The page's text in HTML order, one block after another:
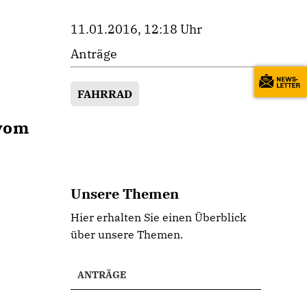
11.01.2016, 12:18 Uhr
Anträge
FAHRRAD
Unsere Themen
Hier erhalten Sie einen Überblick
über unsere Themen.
ANTRÄGE